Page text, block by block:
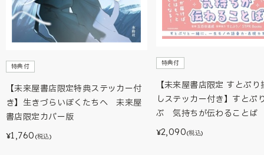
特典付
【未来屋書店限定特典ステッカー付
き】生きづらいぼくたちへ 未来屋
書店限定カバー版
¥1,760 (税込)
特典付
【未来屋書店限定 すとぷ
しステッカー付き】すとぷ
ぶ 気持ちが伝わることば
¥2,090(税込)